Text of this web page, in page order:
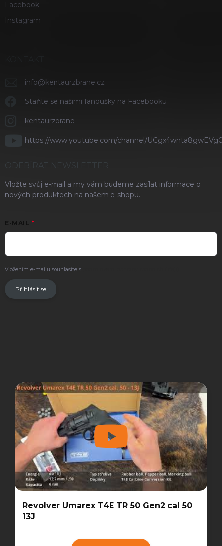
Facebook
Instagram
info@kentaurzbrane.cz
Staňte se našimi fanoušky na Facebooku
kentaurzbrane
https://www.youtube.com/channel/
ODEBÍRAT NEWSLETTER
Vložte svůj e-mail a my vám budeme zasílat informace o
nových produktech na našem e-shopu.
E-MAIL
Vložením e-mailu souhlasíte s .
Přihlásit se
Revolver Umarex T4E TR 50 Gen2 cal 50
13J